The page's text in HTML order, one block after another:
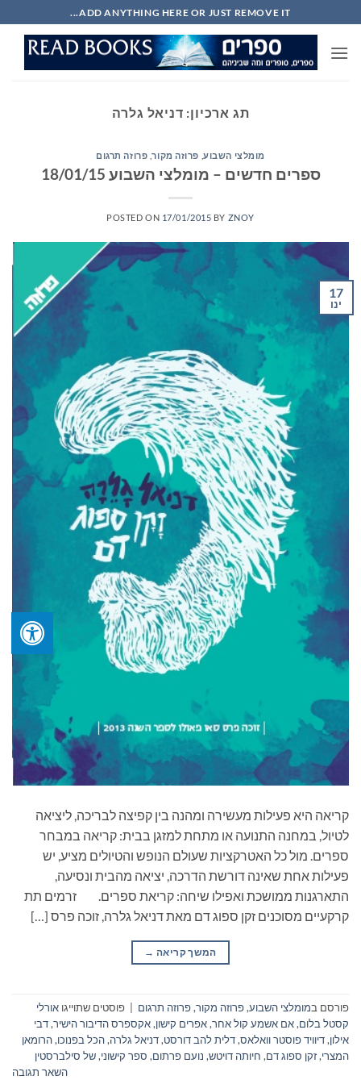
to
content
ADD ANYTHING HERE OR JUST REMOVE IT...
תג ארכיון: דניאל גלרה
מומלצי השבוע, פרוזה מקור, פרוזה תרגום
ספרים חדשים – מומלצי השבוע 18/01/15
POSTED ON 17/01/2015 BY ZNOY
17
ינו
קריאה היא פעילות מעשירה ומהנה בין קפיצה לבריכה, ליציאה
לטיול, במחנה התנועה או מתחת למזגן בבית: קריאה במבחר
ספרים. מול כל האטרקציות שעולם הנופש והטיולים מציע, יש
פעילות אחת שאינה דורשת הדרכה, יציאה מהבית ונסיעה,
התארגנות ממושכת ואפילו שיחה: קריאת ספרים. זרמים תת
קרקעיים מסוכנים זקן ספוג דם מאת דניאל גלרה, זוכה פרס […]
המשך קריאה →
פורסם במומלצי השבוע,פרוזה מקור,פרוזה תרגום פוסטים שתוייגו אורלי
קסטל בלום,אם אשמע קול אחר,אפרים קישון,אקספרס הדיבור הישיר,דבי
אילון,דיוויד פוסטר וואלאס,דלית להב דורסט,דניאל גלרה,הכל בפנוכו,הרומאן
המצרי,זקן ספוג דם, חיותה דויטש, נועם פרתום, ספר קישוני,של סילברסטין
השאר תגובה